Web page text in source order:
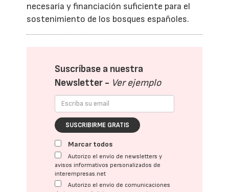
necesaria y financiación suficiente para el
sostenimiento de los bosques españoles.
Suscríbase a nuestra
Newsletter - Ver ejemplo
SUSCRIBIRME GRATIS
Marcar todos
Autorizo el envío de newsletters y
avisos informativos personalizados de
interempresas.net
Autorizo el envío de comunicaciones